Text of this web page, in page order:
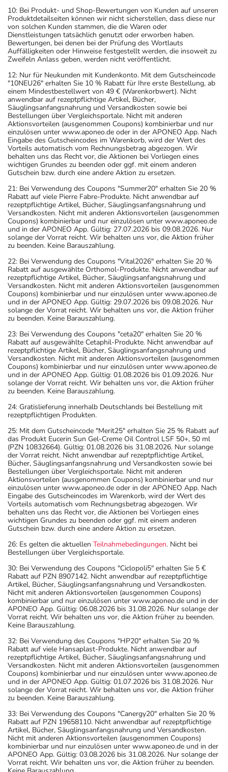
10: Bei Produkt- und Shop-Bewertungen von Kunden auf unseren
Produktdetailseiten können wir nicht sicherstellen, dass diese nur
von solchen Kunden stammen, die die Waren oder
Dienstleistungen tatsächlich genutzt oder erworben haben.
Bewertungen, bei denen bei der Prüfung des Wortlauts
Auffälligkeiten oder Hinweise festgestellt werden, die insoweit zu
Zweifeln Anlass geben, werden nicht veröffentlicht.
12: Nur für Neukunden mit Kundenkonto. Mit dem Gutscheincode
"10NEU26" erhalten Sie 10 % Rabatt für Ihre erste Bestellung, ab
einem Mindestbestellwert von 49 € (Warenkorbwert). Nicht
anwendbar auf rezeptpflichtige Artikel, Bücher,
Säuglingsanfangsnahrung und Versandkosten sowie bei
Bestellungen über Vergleichsportale. Nicht mit anderen
Aktionsvorteilen (ausgenommen Coupons) kombinierbar und nur
einzulösen unter www.aponeo.de oder in der APONEO App. Nach
Eingabe des Gutscheincodes im Warenkorb, wird der Wert des
Vorteils automatisch vom Rechnungsbetrag abgezogen. Wir
behalten uns das Recht vor, die Aktionen bei Vorliegen eines
wichtigen Grundes zu beenden oder ggf. mit einem anderen
Gutschein bzw. durch eine andere Aktion zu ersetzen.
21: Bei Verwendung des Coupons "Summer20" erhalten Sie 20 %
Rabatt auf viele Pierre Fabre-Produkte. Nicht anwendbar auf
rezeptpflichtige Artikel, Bücher, Säuglingsanfangsnahrung und
Versandkosten. Nicht mit anderen Aktionsvorteilen (ausgenommen
Coupons) kombinierbar und nur einzulösen unter www.aponeo.de
und in der APONEO App. Gültig: 27.07.2026 bis 09.08.2026. Nur
solange der Vorrat reicht. Wir behalten uns vor, die Aktion früher
zu beenden. Keine Barauszahlung.
22: Bei Verwendung des Coupons "Vital2026" erhalten Sie 20 %
Rabatt auf ausgewählte Orthomol-Produkte. Nicht anwendbar auf
rezeptpflichtige Artikel, Bücher, Säuglingsanfangsnahrung und
Versandkosten. Nicht mit anderen Aktionsvorteilen (ausgenommen
Coupons) kombinierbar und nur einzulösen unter www.aponeo.de
und in der APONEO App. Gültig: 29.07.2026 bis 09.08.2026. Nur
solange der Vorrat reicht. Wir behalten uns vor, die Aktion früher
zu beenden. Keine Barauszahlung.
23: Bei Verwendung des Coupons "ceta20" erhalten Sie 20 %
Rabatt auf ausgewählte Cetaphil-Produkte. Nicht anwendbar auf
rezeptpflichtige Artikel, Bücher, Säuglingsanfangsnahrung und
Versandkosten. Nicht mit anderen Aktionsvorteilen (ausgenommen
Coupons) kombinierbar und nur einzulösen unter www.aponeo.de
und in der APONEO App. Gültig: 01.08.2026 bis 01.09.2026. Nur
solange der Vorrat reicht. Wir behalten uns vor, die Aktion früher
zu beenden. Keine Barauszahlung.
24: Gratislieferung innerhalb Deutschlands bei Bestellung mit
rezeptpflichtigen Produkten.
25: Mit dem Gutscheincode "Merit25" erhalten Sie 25 % Rabatt auf
das Produkt Eucerin Sun Gel-Creme Oil Control LSF 50+, 50 ml
(PZN 10832664). Gültig: 01.08.2026 bis 31.08.2026. Nur solange
der Vorrat reicht. Nicht anwendbar auf rezeptpflichtige Artikel,
Bücher, Säuglingsanfangsnahrung und Versandkosten sowie bei
Bestellungen über Vergleichsportale. Nicht mit anderen
Aktionsvorteilen (ausgenommen Coupons) kombinierbar und nur
einzulösen unter www.aponeo.de oder in der APONEO App. Nach
Eingabe des Gutscheincodes im Warenkorb, wird der Wert des
Vorteils automatisch vom Rechnungsbetrag abgezogen. Wir
behalten uns das Recht vor, die Aktionen bei Vorliegen eines
wichtigen Grundes zu beenden oder ggf. mit einem anderen
Gutschein bzw. durch eine andere Aktion zu ersetzen.
26: Es gelten die aktuellen Teilnahmebedingungen. Nicht bei
Bestellungen über Vergleichsportale.
30: Bei Verwendung des Coupons "Ciclopoli5" erhalten Sie 5 €
Rabatt auf PZN 8907142. Nicht anwendbar auf rezeptpflichtige
Artikel, Bücher, Säuglingsanfangsnahrung und Versandkosten.
Nicht mit anderen Aktionsvorteilen (ausgenommen Coupons)
kombinierbar und nur einzulösen unter www.aponeo.de und in der
APONEO App. Gültig: 06.08.2026 bis 31.08.2026. Nur solange der
Vorrat reicht. Wir behalten uns vor, die Aktion früher zu beenden.
Keine Barauszahlung.
32: Bei Verwendung des Coupons "HP20" erhalten Sie 20 %
Rabatt auf viele Hansaplast-Produkte. Nicht anwendbar auf
rezeptpflichtige Artikel, Bücher, Säuglingsanfangsnahrung und
Versandkosten. Nicht mit anderen Aktionsvorteilen (ausgenommen
Coupons) kombinierbar und nur einzulösen unter www.aponeo.de
und in der APONEO App. Gültig: 01.07.2026 bis 31.08.2026. Nur
solange der Vorrat reicht. Wir behalten uns vor, die Aktion früher
zu beenden. Keine Barauszahlung.
33: Bei Verwendung des Coupons "Canergy20" erhalten Sie 20 %
Rabatt auf PZN 19658110. Nicht anwendbar auf rezeptpflichtige
Artikel, Bücher, Säuglingsanfangsnahrung und Versandkosten.
Nicht mit anderen Aktionsvorteilen (ausgenommen Coupons)
kombinierbar und nur einzulösen unter www.aponeo.de und in der
APONEO App. Gültig: 03.08.2026 bis 31.08.2026. Nur solange der
Vorrat reicht. Wir behalten uns vor, die Aktion früher zu beenden.